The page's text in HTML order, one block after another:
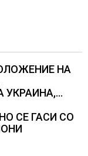
НА
УКРАИНА,
СЕ ГАСИ СО